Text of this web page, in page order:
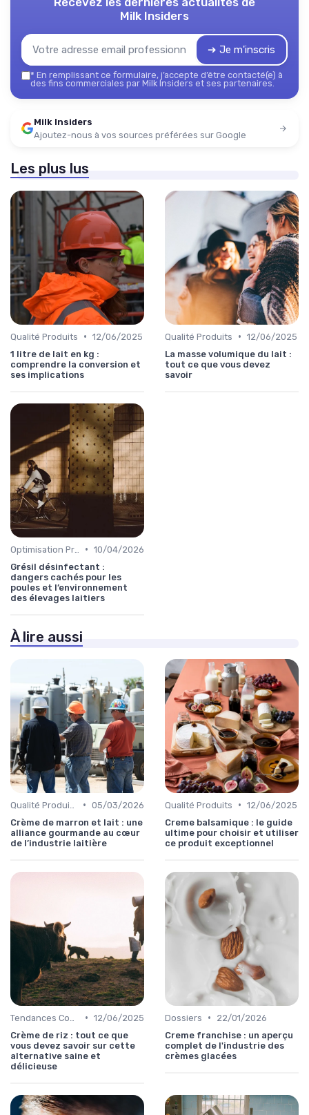
Milk Insiders
➔ Je m'inscris
* En remplissant ce formulaire, j’accepte d’être contacté(e) à
des fins commerciales par Milk Insiders et ses partenaires.
Milk Insiders
Ajoutez-nous à vos sources préférées sur Google
Les plus lus
Qualité Produits • 12/06/2025
1 litre de lait en kg :
comprendre la conversion et
ses implications
Qualité Produits • 12/06/2025
La masse volumique du lait :
tout ce que vous devez
savoir
• 10/04/2026
Grésil désinfectant :
dangers cachés pour les
poules et l’environnement
des élevages laitiers
À lire aussi
• 05/03/2026
Crème de marron et lait : une
alliance gourmande au cœur
de l’industrie laitière
Qualité Produits • 12/06/2025
Creme balsamique : le guide
ultime pour choisir et utiliser
ce produit exceptionnel
• 12/06/2025
Crème de riz : tout ce que
vous devez savoir sur cette
alternative saine et
délicieuse
Dossiers •
22/01/2026
Creme franchise : un aperçu
complet de l'industrie des
crèmes glacées